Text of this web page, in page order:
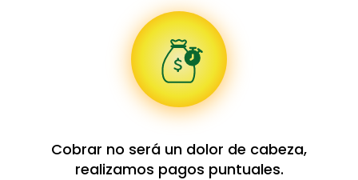
Cobrar no será un dolor de cabeza,
realizamos pagos puntuales.